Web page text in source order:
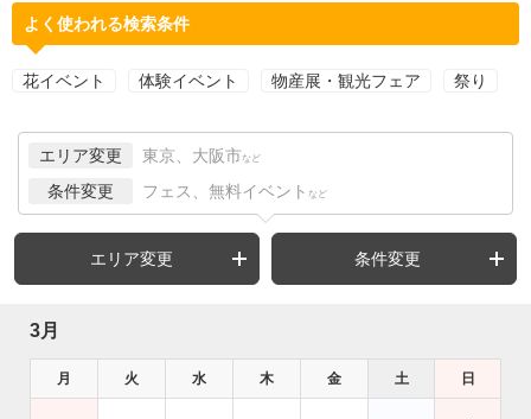
よく使われる検索条件
花イベント 体験イベント 物産展・観光フェア 祭り
エリア変更 東京、大阪市 など
条件変更 フェス、無料イベント など
エリア変更 条件変更
3月
月 火 水 木 金 土 日